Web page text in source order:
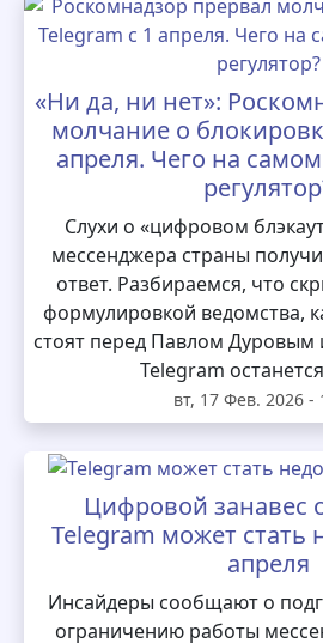
«Ни да, ни нет»:
молчание о
апреля. Чего на
Слухи о «цифровом
мессенджера страны
ответ. Разбираемся, что
формулировкой ведомства,
стоят перед Павлом Дуровым
Telegram
вт, 17 Фев. 2026 -
Цифровой занавес
Telegram может стать
апреля
Инсайдеры сообщают о
ограничению работы